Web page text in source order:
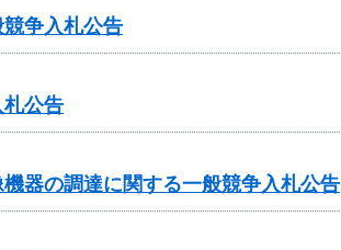
争入札公告
公告
器の調達に関する一般競争入札公告